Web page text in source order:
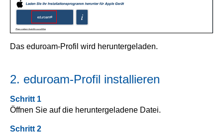
Das eduroam-Profil wird heruntergeladen.
2. eduroam-Profil installieren
Schritt 1
Öffnen Sie auf die heruntergeladene Datei.
Schritt 2